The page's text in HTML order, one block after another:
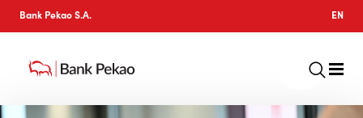
Bank Pekao S.A. EN